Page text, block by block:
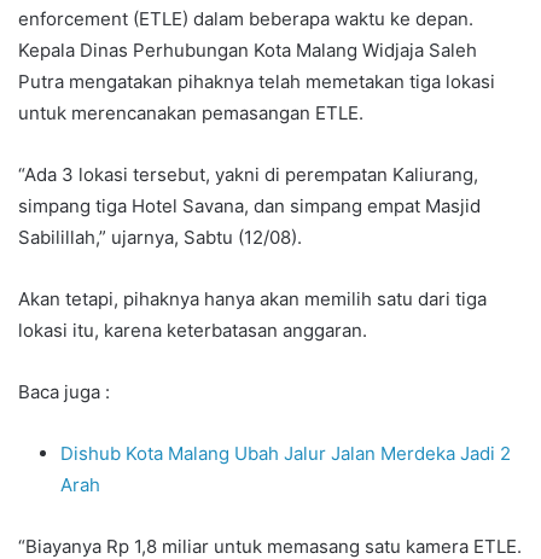
enforcement (ETLE) dalam beberapa waktu ke depan.
Kepala Dinas Perhubungan Kota Malang Widjaja Saleh
Putra mengatakan pihaknya telah memetakan tiga lokasi
untuk merencanakan pemasangan ETLE.
“Ada 3 lokasi tersebut, yakni di perempatan Kaliurang,
simpang tiga Hotel Savana, dan simpang empat Masjid
Sabilillah,” ujarnya, Sabtu (12/08).
Akan tetapi, pihaknya hanya akan memilih satu dari tiga
lokasi itu, karena keterbatasan anggaran.
Baca juga :
Dishub Kota Malang Ubah Jalur Jalan Merdeka Jadi 2
Arah
“Biayanya Rp 1,8 miliar untuk memasang satu kamera ETLE.